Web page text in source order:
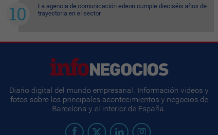
La agencia de comunicación edeon cumple dieciséis años de
trayectoria en el sector
Diario digital del mundo empresarial. Información videos y
fotos sobre los principales acontecimientos y negocios de
Barcelona y el interior de España.